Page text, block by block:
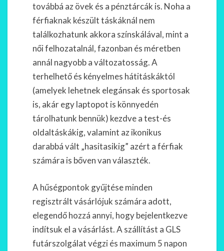
továbbá az övek és a pénztárcák is. Noha a
férfiaknak készült táskáknál nem
találkozhatunk akkora színskálával, mint a
női felhozatalnál, fazonban és méretben
annál nagyobb a változatosság. A
terhelhető és kényelmes hátitáskáktól
(amelyek lehetnek elegánsak és sportosak
is, akár egy laptopot is könnyedén
tárolhatunk bennük) kezdve a test-és
oldaltáskákig, valamint az ikonikus
darabbá vált „hasitasikig” azért a férfiak
számára is bőven van választék.
A hűségpontok gyűjtése minden
regisztrált vásárlójuk számára adott,
elegendő hozzá annyi, hogy bejelentkezve
indítsuk el a vásárlást. A szállítást a GLS
futárszolgálat végzi és maximum 5 napon